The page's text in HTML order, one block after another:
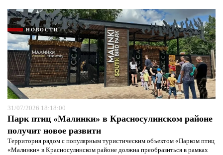
НОВОСТИ
31/07/2026 18:18:00
Парк птиц «Малинки» в Красносулинском районе
получит новое развити
Территория рядом с популярным туристическим объектом «Парком птиц
«Малинки» в Красносулинском районе должна преобразиться в рамках